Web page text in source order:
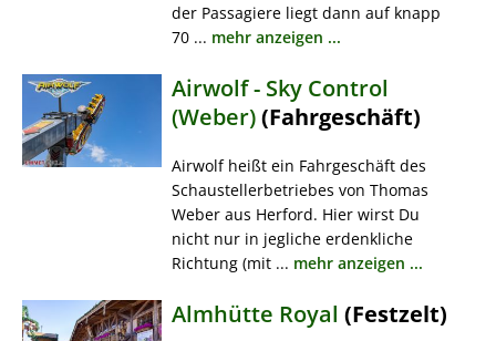
der Passagiere liegt dann auf knapp
70 ... mehr anzeigen ...
Airwolf - Sky Control
(Weber)(Fahrgeschäft)
Airwolf heißt ein Fahrgeschäft des
Schaustellerbetriebes von Thomas
Weber aus Herford. Hier wirst Du
nicht nur in jegliche erdenkliche
Richtung (mit ... mehr anzeigen ...
Almhütte Royal (Festzelt)